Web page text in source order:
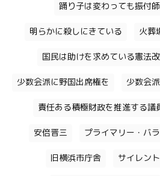
踊り子は変わっても振付
明らかに殺しにきている 火葬
国民は助けを求めている憲法
少数会派に野国出席権を 少数会
責任ある積極財政を推進する議
安倍晋三 プライマリー・バ
旧横浜市庁舎 サイレン